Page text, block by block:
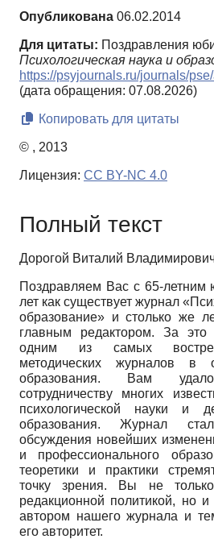
Опубликована 06.02.2014
Для цитаты: Поздравления
Психологическая наука и
https://psyjournals.ru/journals/
(дата обращения: 07.08.2026)
Копировать для цитаты
© , 2013
Лицензия: CC BY-NC 4.0
Полный текст
Дорогой Виталий
Поздравляем Вас с 65-
лет как существует журнал
образование» и столько же
главным редактором. За
одним из самых
методических журналов в
образования. Вам
сотрудничеству многих
психологической науки и
образования. Журнал
обсуждения новейших
и профессионального
теоретики и практики
точку зрения. Вы не
редакционной политикой, но
автором нашего журнала и
его авторитет.